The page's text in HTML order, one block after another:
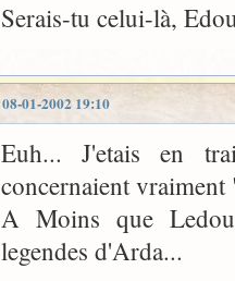
Serais-tu celui-là,
08-01-2002 19:10
Euh... J'etais en
concernaient
A Moins que
legendes d'Arda...